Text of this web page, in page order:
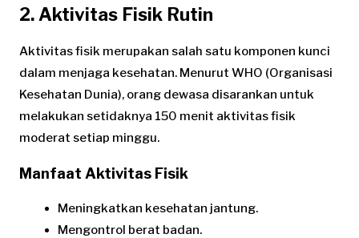
2. Aktivitas Fisik Rutin
Aktivitas fisik merupakan salah satu komponen kunci
dalam menjaga kesehatan. Menurut WHO (Organisasi
Kesehatan Dunia), orang dewasa disarankan untuk
melakukan setidaknya 150 menit aktivitas fisik
moderat setiap minggu.
Manfaat Aktivitas Fisik
Meningkatkan kesehatan jantung.
Mengontrol berat badan.